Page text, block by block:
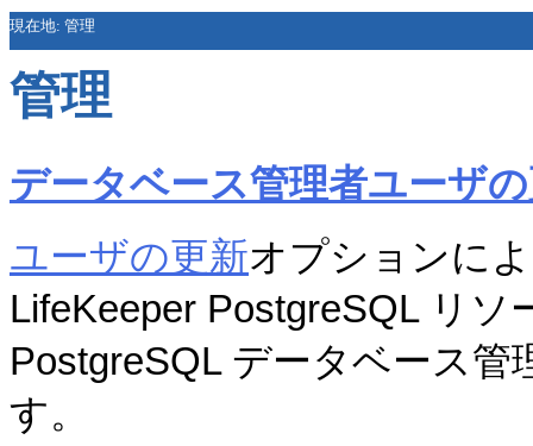
現在地: 管理
管理
データベース管理者ユーザ
ユーザの更新オプションに
LifeKeeper PostgreSQL リ
PostgreSQL データベース
す。